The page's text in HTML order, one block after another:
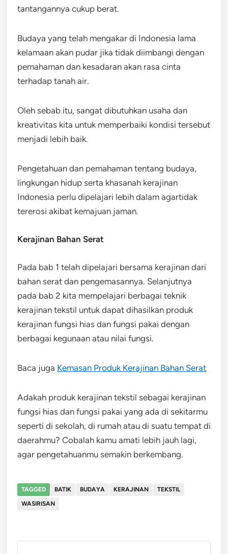
tantangannya cukup berat.
Budaya yang telah mengakar di Indonesia lama
kelamaan akan pudar jika tidak diimbangi dengan
pemahaman dan kesadaran akan rasa cinta
terhadap tanah air.
Oleh sebab itu, sangat dibutuhkan usaha dan
kreativitas kita untuk memperbaiki kondisi tersebut
menjadi lebih baik.
Pengetahuan dan pemahaman tentang budaya,
lingkungan hidup serta khasanah kerajinan
Indonesia perlu dipelajari lebih dalam agartidak
tererosi akibat kemajuan jaman.
Kerajinan Bahan Serat
Pada bab 1 telah dipelajari bersama kerajinan dari
bahan serat dan pengemasannya. Selanjutnya
pada bab 2 kita mempelajari berbagai teknik
kerajinan tekstil untuk dapat dihasilkan produk
kerajinan fungsi hias dan fungsi pakai dengan
berbagai kegunaan atau nilai fungsi.
Baca juga Kemasan Produk Kerajinan Bahan Serat
Adakah produk kerajinan tekstil sebagai kerajinan
fungsi hias dan fungsi pakai yang ada di sekitarmu
seperti di sekolah, di rumah atau di suatu tempat di
daerahmu? Cobalah kamu amati lebih jauh lagi,
agar pengetahuanmu semakin berkembang.
TAGGED BATIK BUDAYA KERAJINAN
TEKSTIL
WASIRISAN